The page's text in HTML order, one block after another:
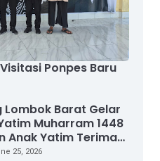
Ponpes Baru
Lombok Barat Gelar
Muharram 1448
Anak Yatim Terima
25, 2026